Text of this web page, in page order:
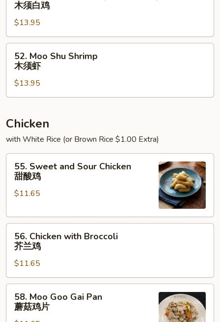
Shu
Chicken
(White
Meat)
鸡
木须白鸡
$13.95
Moo
Shu
Shrimp
木
虾
52. Moo Shu Shrimp
木须虾
$13.95
Chicken
with White Rice (or Brown Rice $1.00 Extra)
Sweet
and
Sour
甜
55. Sweet and Sour Chicken
甜酸鸡
$11.65
Chicken
with
Broccoli
芥
兰
56. Chicken with Broccoli
芥兰鸡
$11.65
Moo
Goo
58. Moo Goo Gai Pan
蘑菇鸡片